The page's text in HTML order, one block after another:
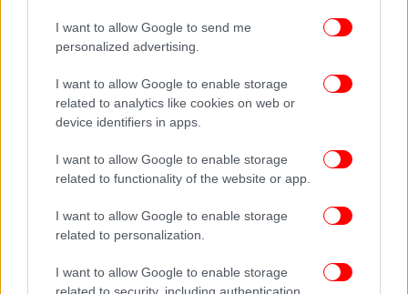
I want to allow Google to send me
personalized advertising.
I want to allow Google to enable storage
related to analytics like cookies on web or
device identifiers in apps.
I want to allow Google to enable storage
related to functionality of the website or app.
I want to allow Google to enable storage
related to personalization.
I want to allow Google to enable storage
ΠΟΛΙΤΙΚΗ 23/10/2016 10:59
για τον νόμο Παππά